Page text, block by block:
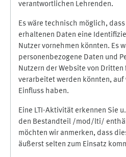
verantwortlichen Lehrenden.
Es wäre technisch möglich,
erhaltenen Daten eine
Nutzer vornehmen könnten. Es
personenbezogene Daten und
Nutzern der Website von Dritten
verarbeitet werden könnten, auf
Einfluss haben.
Eine LTI-Aktivität erkennen Sie
den Bestandteil /mod/lti/
möchten wir anmerken, dass
äußerst selten zum Einsatz